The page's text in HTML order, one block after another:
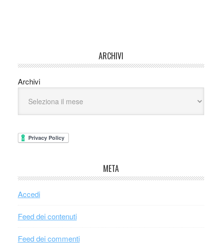
ARCHIVI
Archivi
META
Accedi
Feed dei contenuti
Feed dei commenti